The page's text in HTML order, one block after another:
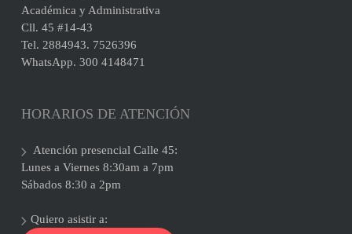
Académica y Administrativa
Cll. 45 #14-43
Tel. 2884943. 7526396
WhatsApp. 300 4148471
HORARIOS DE ATENCIÓN
Atención presencial Calle 45:
Lunes a Viernes 8:30am a 7pm
Sábados 8:30 a 2pm
Quiero asistir a: